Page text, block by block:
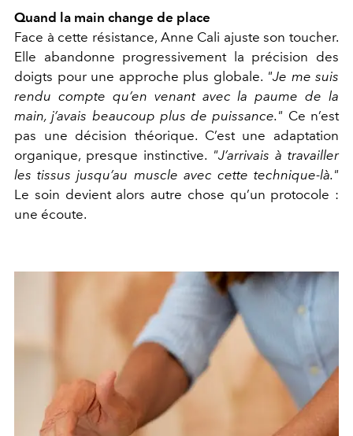
Quand la main change de place
Face à cette résistance, Anne Cali ajuste son toucher.
Elle abandonne progressivement la précision des
doigts pour une approche plus globale. "Je me suis
rendu compte qu’en venant avec la paume de la
main, j’avais beaucoup plus de puissance." Ce n’est
pas une décision théorique. C’est une adaptation
organique, presque instinctive. "J’arrivais à travailler
les tissus jusqu’au muscle avec cette technique-là."
Le soin devient alors autre chose qu’un protocole :
une écoute.